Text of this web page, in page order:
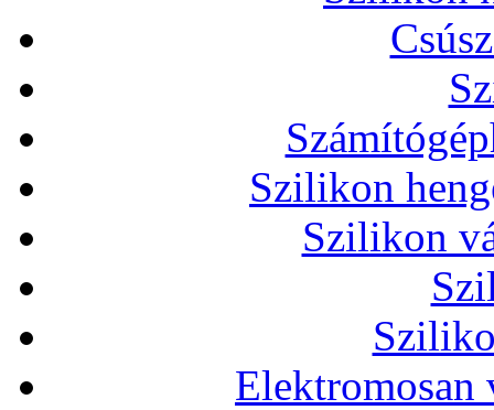
Szilikon
Szilikon
Elektromosan